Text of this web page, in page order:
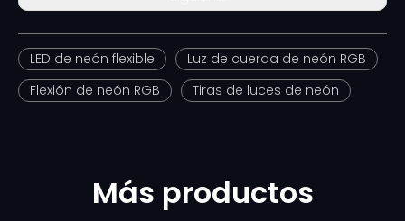
LED de neón flexible
Luz de cuerda de neón RGB
Flexión de neón RGB
Tiras de luces de neón
Más productos